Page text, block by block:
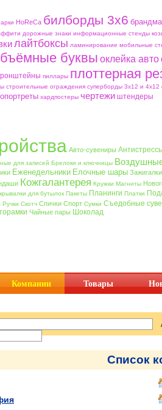
aрки HoReCa билборды 3х6
дорожные знаки информационные стенды
лайтбоксы ламинирование мобильные
буквы оклейка авто
пиллары плоттерная
строительные ограждения суперборды 3х12 и 4х12
хардпостеры чертежи штендеры
Авто-сувениры
для записей Брелоки и ключницы
Еженедельники Елочные шары Зажигалки
Кожгалантерея Кружки Магниты
для бутылок Пакеты Планинги Платки
Ручки Скотч Спички Спорт Сумки Съедобные
Чайные пары Шоколад
Компании Товары
Список